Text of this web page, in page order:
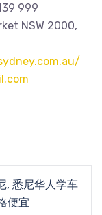
999
NSW 2000,
, 悉尼华人学车
便宜